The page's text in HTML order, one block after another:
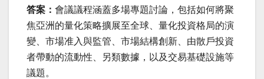
答案： 會議議程涵蓋多場專題討論，包括如何將聚
焦亞洲的量化策略擴展至全球、量化投資格局的演
變、市場准入與監管、市場結構創新、由散戶投資
者帶動的流動性、另類數據，以及交易基礎設施等
議題。